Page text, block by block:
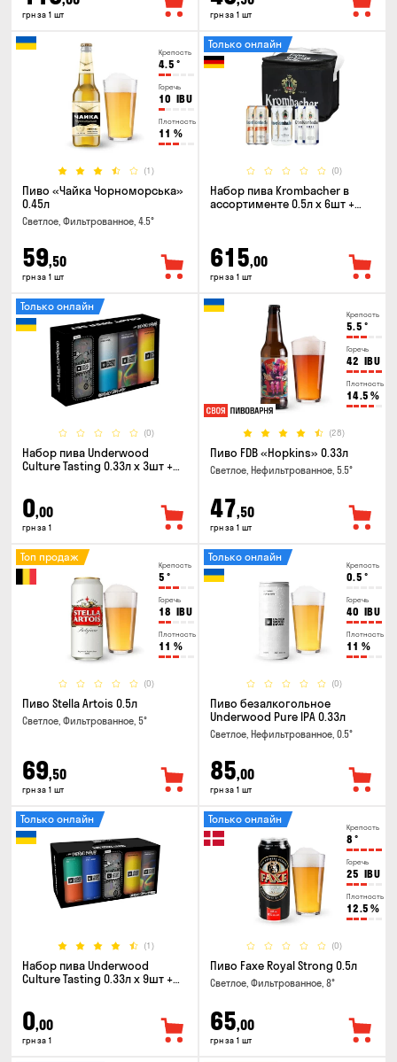
грн за 1 шт грн за 1 шт
Крепость
4.5 °
Горечь
10 IBU
Плотность
11 %
(1)
Пиво «Чайка Чорноморська»
0.45л
Светлое, Фильтрованное, 4.5°
59,50
грн за 1 шт
(0)
Только онлайн
Набор пива Krombacher в
ассортименте 0.5л х 6шт +
615,00
грн за 1 шт
(0)
Только онлайн
Набор пива Underwood
Culture Tasting 0.33л x 3шт +
0,00
грн за 1
Крепость
5.5 °
Горечь
42 IBU
Плотность
14.5 %
(28)
Пиво FDB «Hopkins» 0.33л
Светлое, Нефильтрованное, 5.5°
47,50
грн за 1 шт
Крепость
5 °
Горечь
18 IBU
Плотность
11 %
(0)
Топ продаж
Пиво Stella Artois 0.5л
Светлое, Фильтрованное, 5°
69,50
грн за 1 шт
Крепость
0.5 °
Горечь
40 IBU
Плотность
11 %
(0)
Только онлайн
Пиво безалкогольное
Underwood Pure IPA 0.33л
Светлое, Нефильтрованное, 0.5°
85,00
грн за 1 шт
(1)
Только онлайн
Набор пива Underwood
Culture Tasting 0.33л x 9шт +
0,00
грн за 1
Крепость
8 °
Горечь
25 IBU
Плотность
12.5 %
(0)
Только онлайн
Пиво Faxe Royal Strong 0.5л
Светлое, Фильтрованное, 8°
65,00
грн за 1 шт